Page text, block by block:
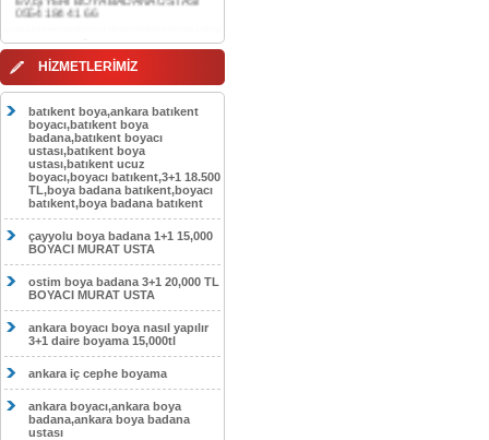
AKDERE DAİRE BOYAMA 1000TL
EV,İŞYERİ BOYA BADANA USTASI
CEBECİ DAİRE BOYAMA 1000TL
0554 184 41 66
HASKÖY DAİRE BOYAMA 1000TL
EV,İŞYERİ BOYA BADANA USTASI
0554 184 41 66
GÖLBAŞI DAİRE BOYAMA 1000TL
EV,İŞYERİ BOYA BADANA USTASI
0554 184 41 66
SOKULLU DAİRE BOYAMA 1000TL
EV,İŞYERİ BOYA BADANA USTASI
HİZMETLERİMİZ
batıkent boya,ankara batıkent
boyacı,batıkent boya
badana,batıkent boyacı
ustası,batıkent boya
ustası,batıkent ucuz
boyacı,boyacı batıkent,3+1 18.500
TL,boya badana batıkent,boyacı
batıkent,boya badana batıkent
çayyolu boya badana 1+1 15,000
BOYACI MURAT USTA
ostim boya badana 3+1 20,000 TL
BOYACI MURAT USTA
ankara boyacı boya nasıl yapılır
3+1 daire boyama 15,000tl
ankara iç cephe boyama
ankara boyacı,ankara boya
badana,ankara boya badana
ustası